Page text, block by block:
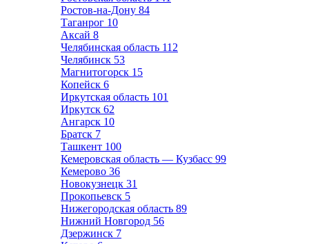
Ростов-на-Дону 84
Таганрог 10
Аксай 8
Челябинская область 112
Челябинск 53
Магнитогорск 15
Копейск 6
Иркутская область 101
Иркутск 62
Ангарск 10
Братск 7
Ташкент 100
Кемеровская область — Кузбасс 99
Кемерово 36
Новокузнецк 31
Прокопьевск 5
Нижегородская область 89
Нижний Новгород 56
Дзержинск 7